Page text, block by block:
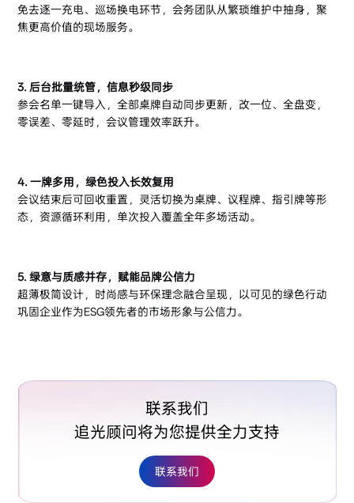
免去逐一充电、巡场换电环节，会务团队从繁琐维护中抽身，聚
焦更高价值的现场服务。
3. 后台批量统管，信息秒级同步
参会名单一键导入，全部桌牌自动同步更新，改一位、全盘变，
零误差、零延时，会议管理效率跃升。
4. 一牌多用，绿色投入长效复用
会议结束后可回收重置，灵活切换为桌牌、议程牌、指引牌等形
态，资源循环利用，单次投入覆盖全年多场活动。
5. 绿意与质感并存，赋能品牌公信力
超薄极简设计，时尚感与环保理念融合呈现，以可见的绿色行动
巩固企业作为ESG领先者的市场形象与公信力。
联系我们
追光顾问将为您提供全力支持
联系我们